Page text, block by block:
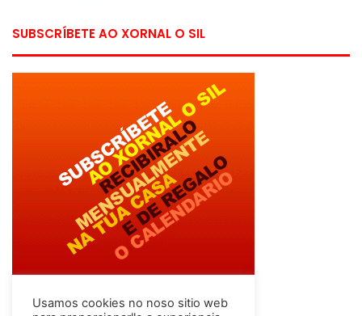
SUBSCRÍBETE AO XORNAL O SIL
Usamos cookies no noso sitio web